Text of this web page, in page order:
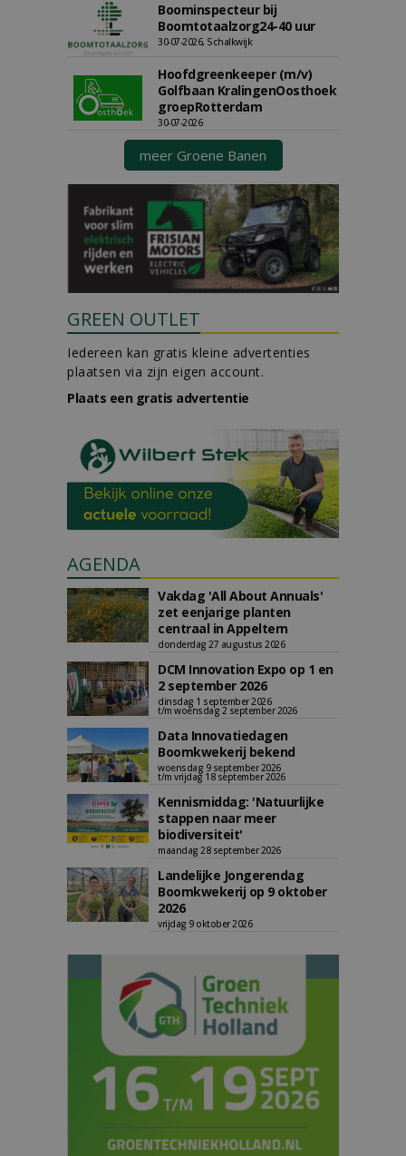
Boominspecteur bij
Boomtotaalzorg24-40 uur
30-07-2026, Schalkwijk
Hoofdgreenkeeper (m/v)
Golfbaan KralingenOosthoek
groepRotterdam
30-07-2026
meer Groene Banen
GREEN OUTLET
Iedereen kan gratis kleine advertenties
plaatsen via zijn eigen account.
Plaats een gratis advertentie
AGENDA
Vakdag 'All About Annuals'
zet eenjarige planten
centraal in Appeltern
donderdag 27 augustus 2026
DCM Innovation Expo op 1 en
2 september 2026
dinsdag 1 september 2026
t/m woensdag 2 september 2026
Data Innovatiedagen
Boomkwekerij bekend
woensdag 9 september 2026
t/m vrijdag 18 september 2026
Kennismiddag: 'Natuurlijke
stappen naar meer
biodiversiteit'
maandag 28 september 2026
Landelijke Jongerendag
Boomkwekerij op 9 oktober
2026
vrijdag 9 oktober 2026